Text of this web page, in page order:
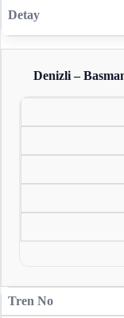
Denizli –